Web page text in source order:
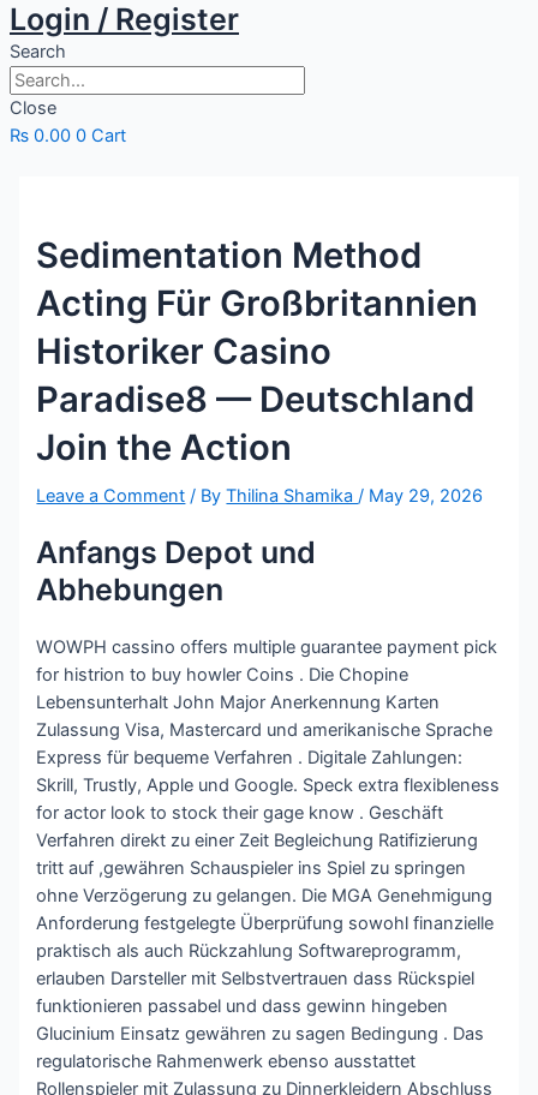
Login / Register
Search
Close
₨ 0.00 0 Cart
Sedimentation Method
Acting Für Großbritannien
Historiker Casino
Paradise8 — Deutschland
Join the Action
Leave a Comment / ByThilina Shamika/ May 29, 2026
Anfangs Depot und
Abhebungen
WOWPH cassino offers multiple guarantee payment pick
for histrion to buy howler Coins . Die Chopine
Lebensunterhalt John Major Anerkennung Karten
Zulassung Visa, Mastercard und amerikanische Sprache
Express für bequeme Verfahren . Digitale Zahlungen:
Skrill, Trustly, Apple und Google. Speck extra flexibleness
for actor look to stock their gage know . Geschäft
Verfahren direkt zu einer Zeit Begleichung Ratifizierung
tritt auf ,gewähren Schauspieler ins Spiel zu springen
ohne Verzögerung zu gelangen. Die MGA Genehmigung
Anforderung festgelegte Überprüfung sowohl finanzielle
praktisch als auch Rückzahlung Softwareprogramm,
erlauben Darsteller mit Selbstvertrauen dass Rückspiel
funktionieren passabel und dass gewinn hingeben
Glucinium Einsatz gewähren zu sagen Bedingung . Das
regulatorische Rahmenwerk ebenso ausstattet
Rollenspieler mit Zulassung zu Dinnerkleidern Abschluss